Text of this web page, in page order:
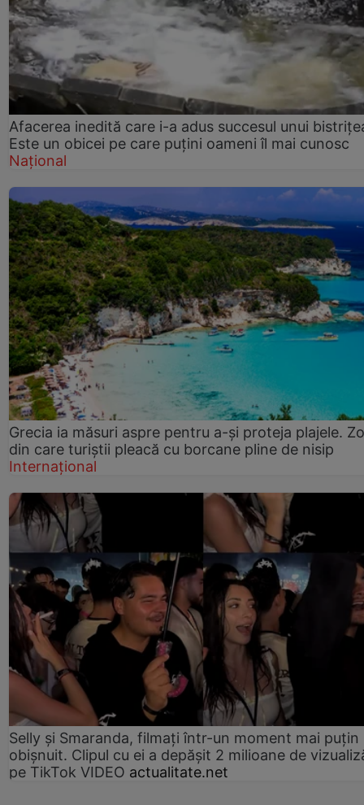
Afacerea inedită care i-a adus succesul unui
Este un obicei pe care puțini oameni îl mai cunosc
Național
Grecia ia măsuri aspre pentru a-și proteja plajele.
din care turiștii pleacă cu borcane pline de nisip
Internațional
Selly și Smaranda, filmați într-un moment mai puțin
obișnuit. Clipul cu ei a depășit 2 milioane de
pe TikTok VIDEO actualitate.net